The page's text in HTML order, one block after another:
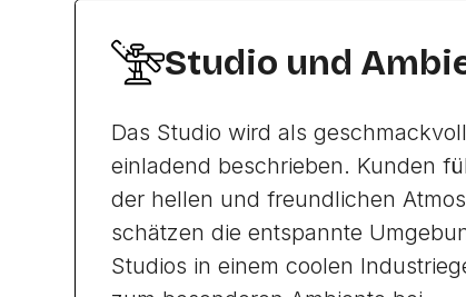
Studio und
Das Studio wird als
einladend beschrieben. Kunden
der hellen und freundlichen
schätzen die entspannte
Studios in einem coolen